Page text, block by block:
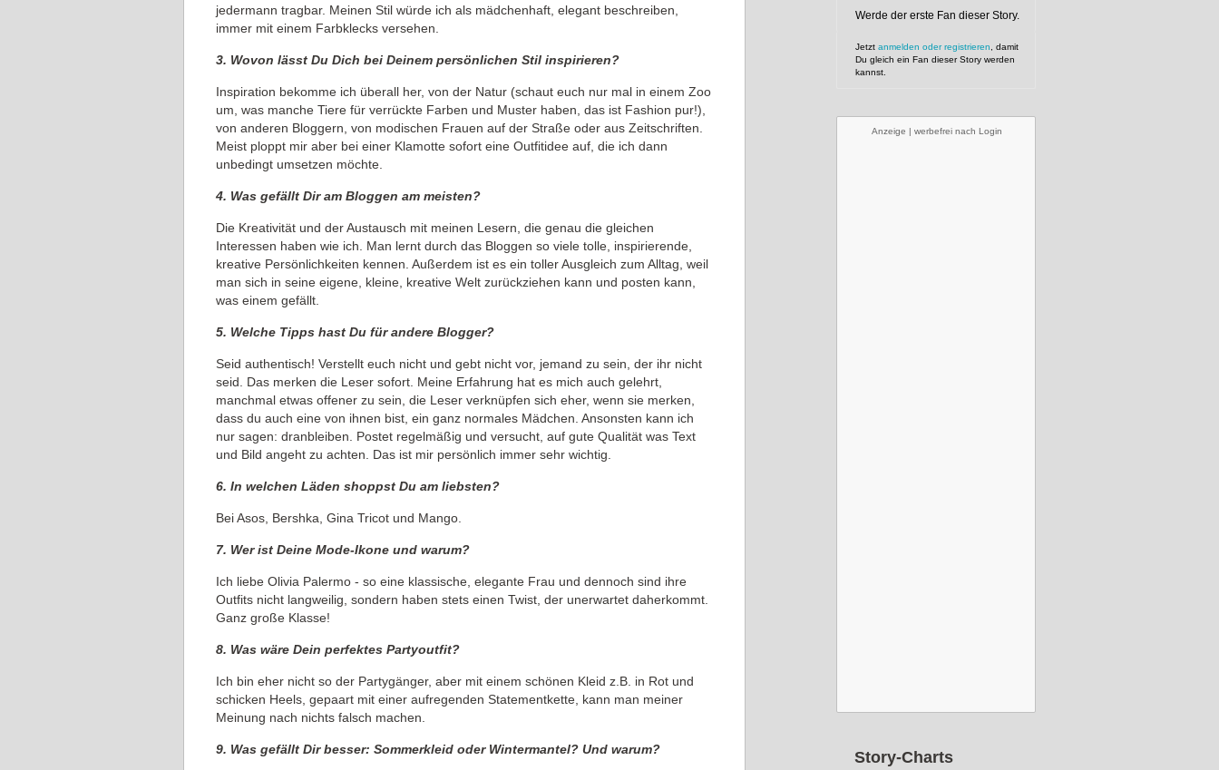
jedermann tragbar. Meinen Stil würde ich als mädchenhaft, elegant beschreiben,
immer mit einem Farbklecks versehen.
3. Wovon lässt Du Dich bei Deinem persönlichen Stil inspirieren?
Inspiration bekomme ich überall her, von der Natur (schaut euch nur mal in einem Zoo
um, was manche Tiere für verrückte Farben und Muster haben, das ist Fashion pur!),
von anderen Bloggern, von modischen Frauen auf der Straße oder aus Zeitschriften.
Meist ploppt mir aber bei einer Klamotte sofort eine Outfitidee auf, die ich dann
unbedingt umsetzen möchte.
4. Was gefällt Dir am Bloggen am meisten?
Die Kreativität und der Austausch mit meinen Lesern, die genau die gleichen
Interessen haben wie ich. Man lernt durch das Bloggen so viele tolle, inspirierende,
kreative Persönlichkeiten kennen. Außerdem ist es ein toller Ausgleich zum Alltag, weil
man sich in seine eigene, kleine, kreative Welt zurückziehen kann und posten kann,
was einem gefällt.
5. Welche Tipps hast Du für andere Blogger?
Seid authentisch! Verstellt euch nicht und gebt nicht vor, jemand zu sein, der ihr nicht
seid. Das merken die Leser sofort. Meine Erfahrung hat es mich auch gelehrt,
manchmal etwas offener zu sein, die Leser verknüpfen sich eher, wenn sie merken,
dass du auch eine von ihnen bist, ein ganz normales Mädchen. Ansonsten kann ich
nur sagen: dranbleiben. Postet regelmäßig und versucht, auf gute Qualität was Text
und Bild angeht zu achten. Das ist mir persönlich immer sehr wichtig.
6. In welchen Läden shoppst Du am liebsten?
Bei Asos, Bershka, Gina Tricot und Mango.
7. Wer ist Deine Mode-Ikone und warum?
Ich liebe Olivia Palermo - so eine klassische, elegante Frau und dennoch sind ihre
Outfits nicht langweilig, sondern haben stets einen Twist, der unerwartet daherkommt.
Ganz große Klasse!
8. Was wäre Dein perfektes Partyoutfit?
Ich bin eher nicht so der Partygänger, aber mit einem schönen Kleid z.B. in Rot und
schicken Heels, gepaart mit einer aufregenden Statementkette, kann man meiner
Meinung nach nichts falsch machen.
9. Was gefällt Dir besser: Sommerkleid oder Wintermantel? Und warum?
Werde der erste Fan dieser Story.
Jetzt anmelden oder registrieren , damit
Du gleich ein Fan dieser Story werden
kannst.
Anzeige | werbefrei nach Login
Story-Charts